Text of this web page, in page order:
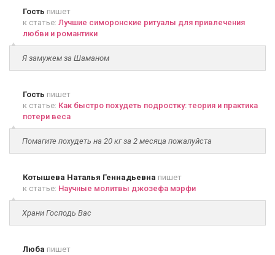
Гость пишет
к статье: Лучшие симоронские ритуалы для привлечения
любви и романтики
Я замужем за Шаманом
Гость пишет
к статье: Как быстро похудеть подростку: теория и практика
потери веса
Помагите похудеть на 20 кг за 2 месяца пожалуйста
Котышева Наталья Геннадьевна пишет
к статье: Научные молитвы джозефа мэрфи
Храни Господь Вас
Люба пишет